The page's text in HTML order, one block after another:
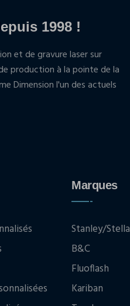
1998 !
et de gravure laser sur
production à la pointe de la
Dimension l'un des actuels
Marques
Stanley/Stella
B&C
Fluoflash
Kariban